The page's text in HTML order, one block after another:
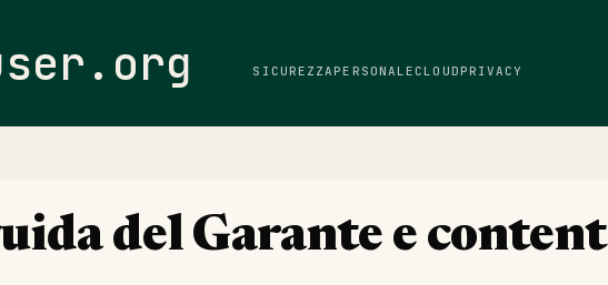
SICUREZZAPERSONALECLOUDPRIVACY
del Garante e content